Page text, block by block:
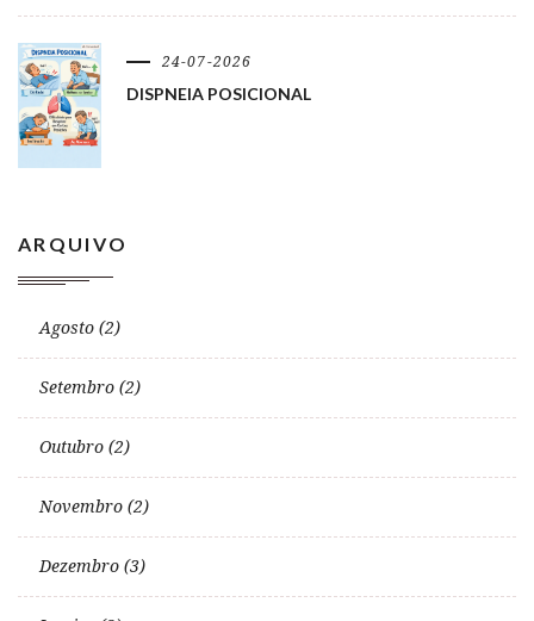
24-07-2026
DISPNEIA POSICIONAL
ARQUIVO
Agosto (2)
Setembro (2)
Outubro (2)
Novembro (2)
Dezembro (3)